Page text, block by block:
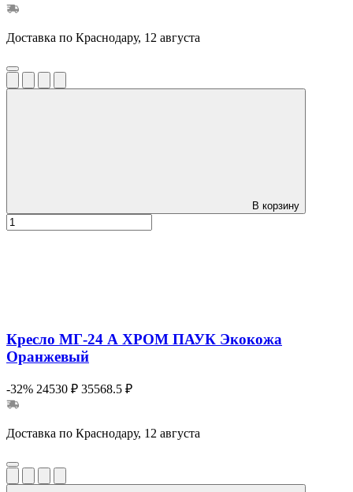
Доставка по Краснодару, 12 августа
В корзину
Кресло МГ-24 А ХРОМ ПАУК Экокожа
Оранжевый
-32% 24530 ₽ 35568.5 ₽
Доставка по Краснодару, 12 августа